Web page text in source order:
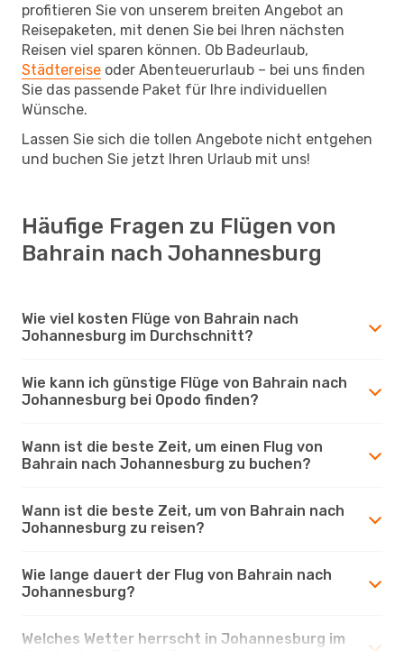
profitieren Sie von unserem breiten Angebot an
Reisepaketen, mit denen Sie bei Ihren nächsten
Reisen viel sparen können. Ob Badeurlaub,
Städtereise oder Abenteuerurlaub – bei uns finden
Sie das passende Paket für Ihre individuellen
Wünsche.
Lassen Sie sich die tollen Angebote nicht entgehen
und buchen Sie jetzt Ihren Urlaub mit uns!
Häufige Fragen zu Flügen von
Bahrain nach Johannesburg
Wie viel kosten Flüge von Bahrain nach
Johannesburg im Durchschnitt?
Wie kann ich günstige Flüge von Bahrain nach
Johannesburg bei Opodo finden?
Wann ist die beste Zeit, um einen Flug von
Bahrain nach Johannesburg zu buchen?
Wann ist die beste Zeit, um von Bahrain nach
Johannesburg zu reisen?
Wie lange dauert der Flug von Bahrain nach
Johannesburg?
Welches Wetter herrscht in Johannesburg im